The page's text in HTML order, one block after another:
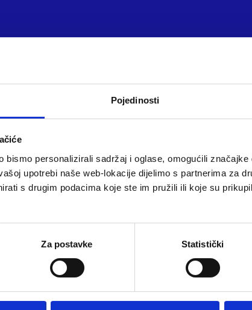
Pojedinosti
bismo personalizirali sadržaj i oglase, omogućili
upotrebi naše web-lokacije dijelimo s partnerima za
s drugim podacima koje ste im pružili ili koje su
Za postavke Statistički